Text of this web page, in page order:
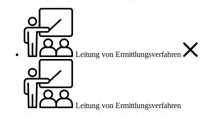
Leitung von Ermittlungsverfahren
Leitung von Ermittlungsverfahren